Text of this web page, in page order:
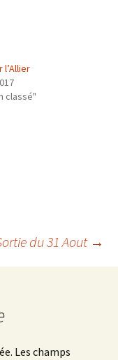
l’Allier
classé"
du 31 Aout →
Les champs